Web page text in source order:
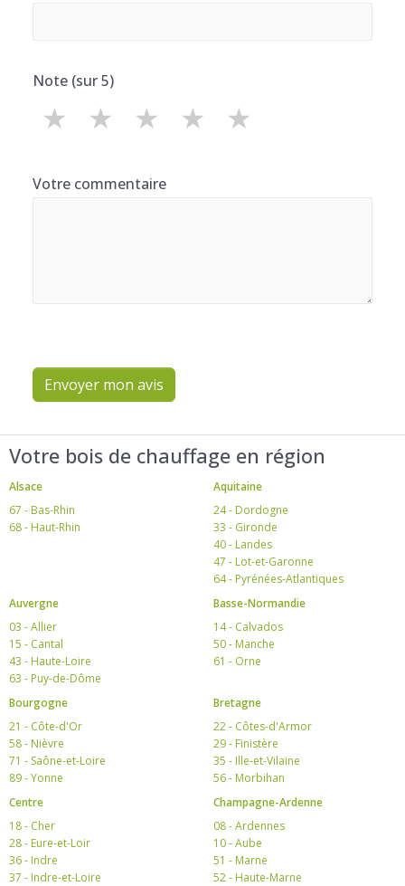
Note (sur 5)
★
★
★
★
★
Votre commentaire
Envoyer mon avis
Votre bois de chauffage en région
Alsace
67 - Bas-Rhin
68 - Haut-Rhin
Aquitaine
24 - Dordogne
33 - Gironde
40 - Landes
47 - Lot-et-Garonne
64 - Pyrénées-Atlantiques
Auvergne
03 - Allier
15 - Cantal
43 - Haute-Loire
63 - Puy-de-Dôme
Basse-Normandie
14 - Calvados
50 - Manche
61 - Orne
Bourgogne
21 - Côte-d'Or
58 - Nièvre
71 - Saône-et-Loire
89 - Yonne
Bretagne
22 - Côtes-d'Armor
29 - Finistère
35 - Ille-et-Vilaine
56 - Morbihan
Centre
18 - Cher
28 - Eure-et-Loir
36 - Indre
37 - Indre-et-Loire
Champagne-Ardenne
08 - Ardennes
10 - Aube
51 - Marne
52 - Haute-Marne